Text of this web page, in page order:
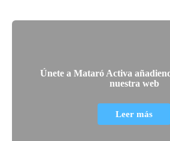
Únete a Mataró Activa
nuestra web
Leer más